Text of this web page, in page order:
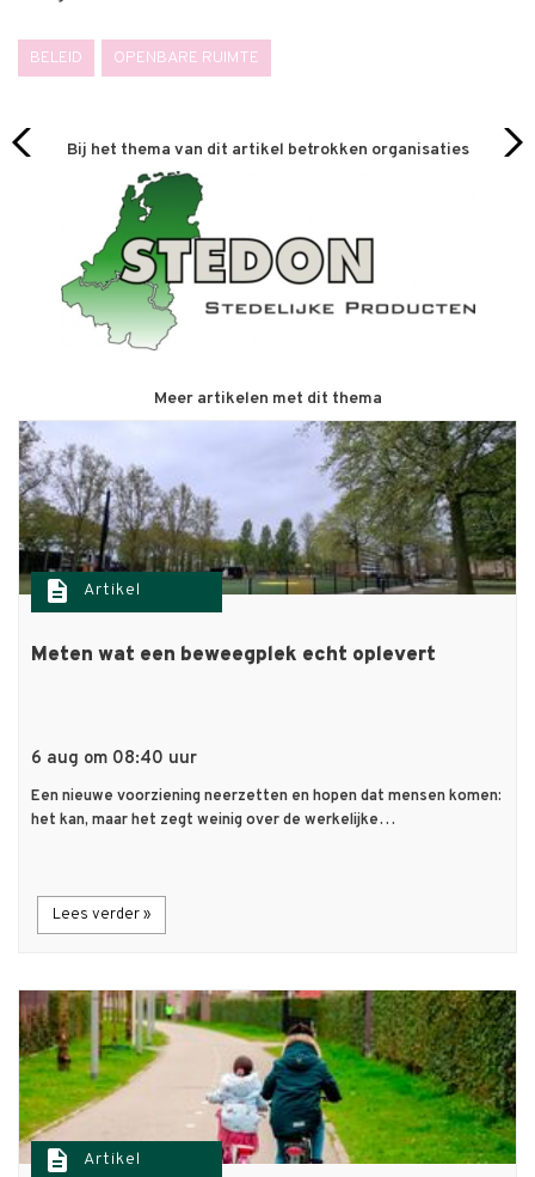
BELEID OPENBARE RUIMTE
Bij het thema van dit artikel betrokken organisaties
Meer artikelen met dit thema
description Artikel
Meten wat een beweegplek echt oplevert
6 aug om 08:40 uur
Een nieuwe voorziening neerzetten en hopen dat mensen komen:
het kan, maar het zegt weinig over de werkelijke…
Lees verder »
description Artikel